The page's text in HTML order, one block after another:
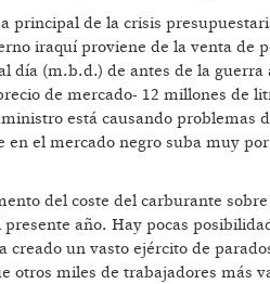
principal de la crisis
iraquí proviene de la venta de
día (m.b.d.) de antes de la
de mercado- 12 millones de
está causando problemas
en el mercado negro suba muy
del coste del carburante
año. Hay pocas
creado un vasto ejército de
otros miles de trabajadores más